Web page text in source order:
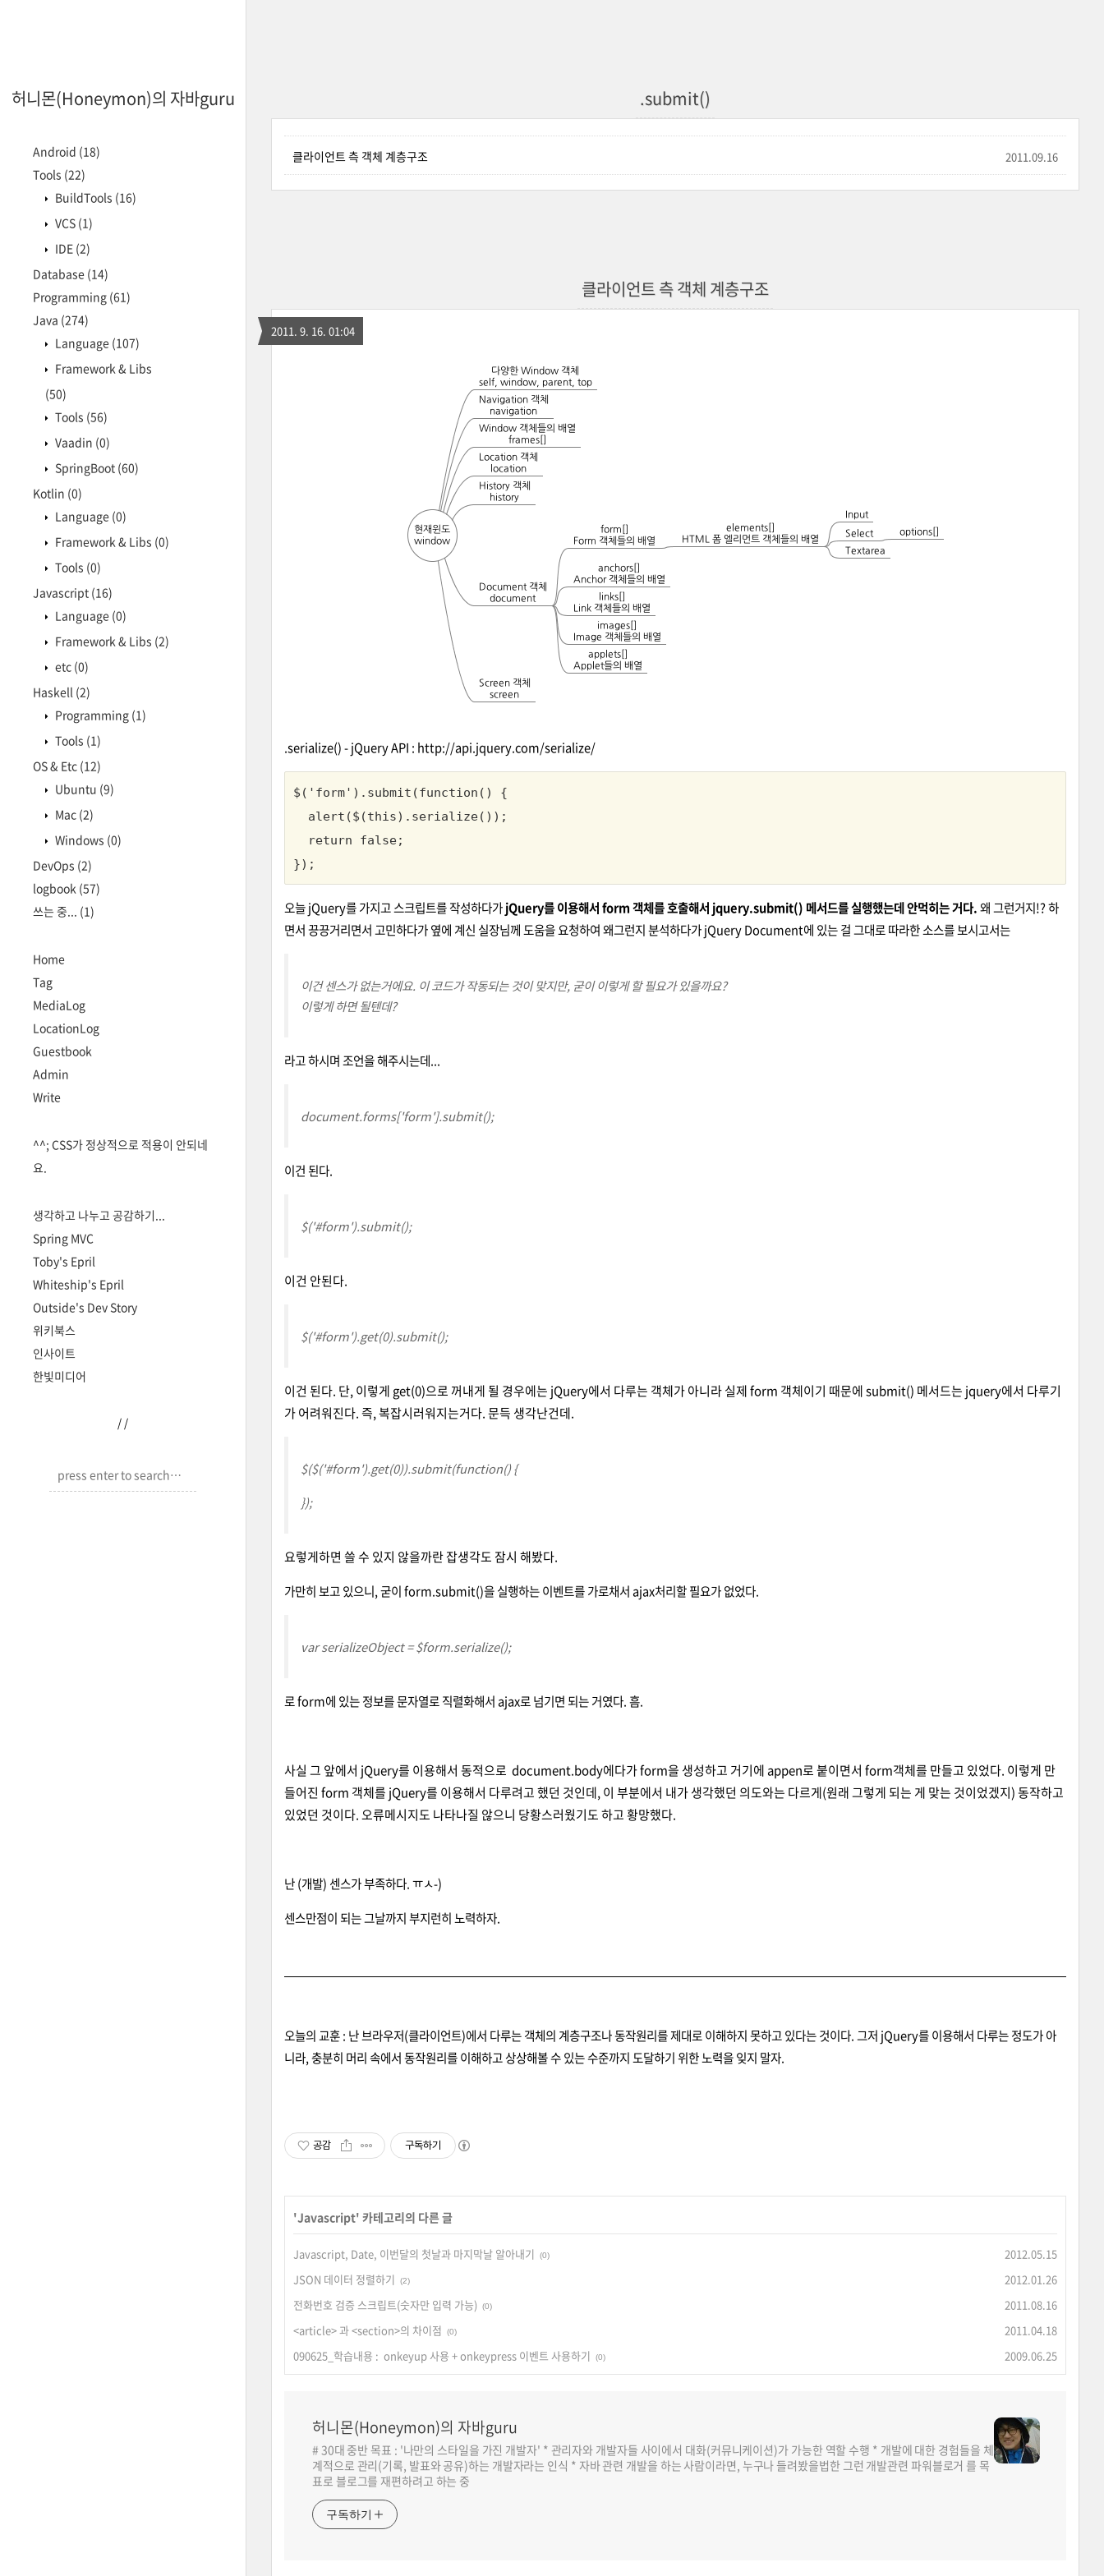
허니몬(Honeymon)의 자바guru
Android (18)
Tools (22)
BuildTools (16)
VCS (1)
IDE (2)
Database (14)
Programming (61)
Java (274)
Language (107)
Framework & Libs
(50)
Tools (56)
Vaadin (0)
SpringBoot (60)
Kotlin (0)
Language (0)
Framework & Libs (0)
Tools (0)
Javascript (16)
Language (0)
Framework & Libs (2)
etc (0)
Haskell (2)
Programming (1)
Tools (1)
OS & Etc (12)
Ubuntu (9)
Mac (2)
Windows (0)
DevOps (2)
logbook (57)
쓰는 중... (1)
Home
Tag
MediaLog
LocationLog
Guestbook
Admin
Write
^^; CSS가 정상적으로 적용이 안되네
요.
생각하고 나누고 공감하기...
Spring MVC
Toby's Epril
Whiteship's Epril
Outside's Dev Story
위키북스
인사이트
한빛미디어
/ /
.submit()
클라이언트 측 객체 계층구조 2011.09.16
클라이언트 측 객체 계층구조
2011. 9. 16. 01:04
.serialize() - jQuery API : http://api.jquery.com/serialize/
$('form').submit(function() {
  alert($(this).serialize());
  return false;
});
오늘 jQuery를 가지고 스크립트를 작성하다가jQuery를 이용해서 form 객체를 호출해서 jquery.submit() 메서드를 실행했는데 안먹히는 거다.왜 그런거지!? 하
면서 끙끙거리면서 고민하다가 옆에 계신 실장님께 도움을 요청하여 왜그런지 분석하다가 jQuery Document에 있는 걸 그대로 따라한 소스를 보시고서는
이건 센스가 없는거에요. 이 코드가 작동되는 것이 맞지만, 굳이 이렇게 할 필요가 있을까요?
이렇게 하면 될텐데?
라고 하시며 조언을 해주시는데...
document.forms['form'].submit();
이건 된다.
$('#form').submit();
이건 안된다.
$('#form').get(0).submit();
이건 된다. 단, 이렇게 get(0)으로 꺼내게 될 경우에는 jQuery에서 다루는 객체가 아니라 실제 form 객체이기 때문에 submit() 메서드는 jquery에서 다루기
가 어려워진다. 즉, 복잡시러워지는거다. 문득 생각난건데.
$($('#form').get(0)).submit(function() {
});
요렇게하면 쓸 수 있지 않을까란 잡생각도 잠시 해봤다.
가만히 보고 있으니, 굳이 form.submit()을 실행하는 이벤트를 가로채서 ajax처리할 필요가 없었다.
var serializeObject = $form.serialize();
로 form에 있는 정보를 문자열로 직렬화해서 ajax로 넘기면 되는 거였다. 흠.
사실 그 앞에서 jQuery를 이용해서 동적으로 document.body에다가 form을 생성하고 거기에 appen로 붙이면서 form객체를 만들고 있었다. 이렇게 만
들어진 form 객체를 jQuery를 이용해서 다루려고 했던 것인데, 이 부분에서 내가 생각했던 의도와는 다르게(원래 그렇게 되는 게 맞는 것이었겠지) 동작하고
있었던 것이다. 오류메시지도 나타나질 않으니 당황스러웠기도 하고 황망했다.
난 (개발) 센스가 부족하다. ㅠㅅ-)
센스만점이 되는 그날까지 부지런히 노력하자.
오늘의 교훈 : 난 브라우저(클라이언트)에서 다루는 객체의 계층구조나 동작원리를 제대로 이해하지 못하고 있다는 것이다. 그저 jQuery를 이용해서 다루는 정도가 아
니라, 충분히 머리 속에서 동작원리를 이해하고 상상해볼 수 있는 수준까지 도달하기 위한 노력을 잊지 말자.
공감 구독하기
'Javascript' 카테고리의 다른 글
Javascript, Date, 이번달의 첫날과 마지막날 알아내기 (0)
2012.05.15
JSON 데이터 정렬하기
(2)
2012.01.26
전화번호 검증 스크립트(숫자만 입력 가능)
(0)
2011.08.16
<article> 과 <section>의 차이점
(0)
2011.04.18
090625_학습내용 : onkeyup 사용 + onkeypress 이벤트 사용하기
(0) 2009.06.25
허니몬(Honeymon)의 자바guru
# 30대 중반 목표 : '나만의 스타일을 가진 개발자' * 관리자와 개발자들 사이에서 대화(커뮤니케이션)가 가능한 역할 수행 * 개발에 대한 경험들을 체
계적으로 관리(기록, 발표와 공유)하는 개발자라는 인식 * 자바 관련 개발을 하는 사람이라면, 누구나 들려봤을법한 그런 개발관련 파워블로거 를 목
표로 블로그를 재편하려고 하는 중
구독하기